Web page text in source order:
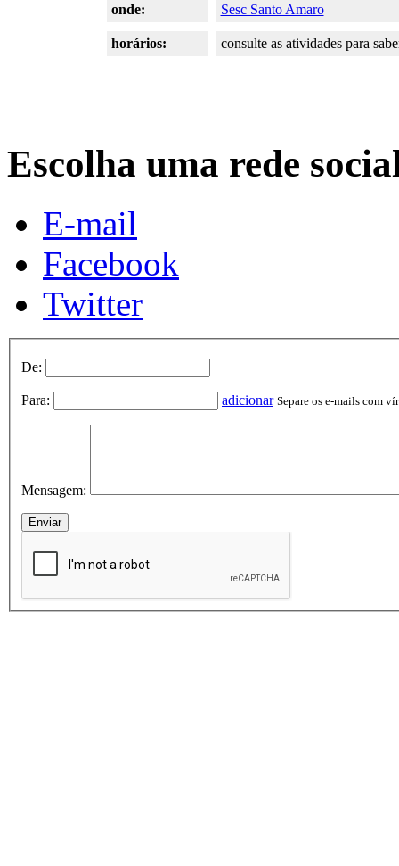
onde: Sesc Santo Amaro
horários: consulte as atividades para
Escolha uma rede
E-mail
Facebook
Twitter
De:
Para: adicionar Separe os e-mails com
Mensagem: